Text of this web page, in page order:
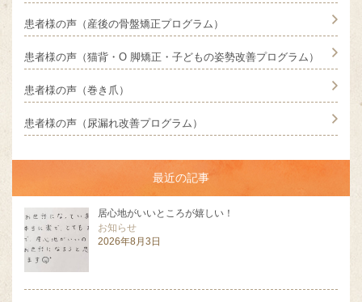
患者様の声（産後の骨盤矯正プログラム）
患者様の声（猫背・O 脚矯正・子どもの姿勢改善プログラム）
患者様の声（巻き爪）
患者様の声（尿漏れ改善プログラム）
最近の記事
居心地がいいところが嬉しい！
お知らせ
2026年8月3日